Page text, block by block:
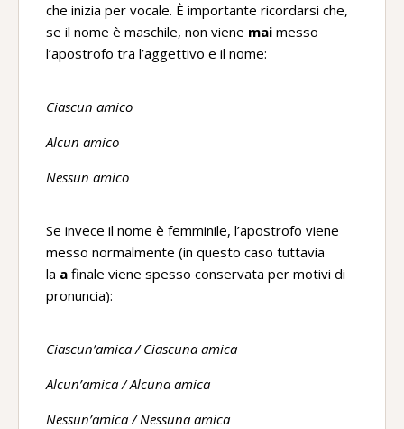
che inizia per vocale. È importante ricordarsi che,
se il nome è maschile, non viene mai messo
l’apostrofo tra l’aggettivo e il nome:
Ciascun amico
Alcun amico
Nessun amico
Se invece il nome è femminile, l’apostrofo viene
messo normalmente (in questo caso tuttavia
la a finale viene spesso conservata per motivi di
pronuncia):
Ciascun’amica / Ciascuna amica
Alcun’amica / Alcuna amica
Nessun’amica / Nessuna amica